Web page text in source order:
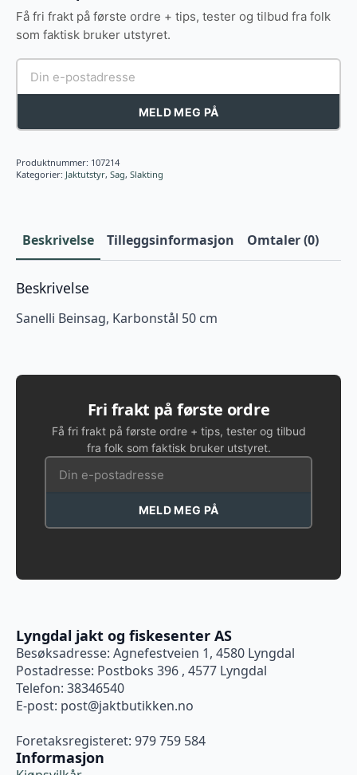
Få fri frakt på første ordre + tips, tester og tilbud fra folk
som faktisk bruker utstyret.
MELD MEG PÅ
Produktnummer: 107214
Kategorier: Jaktutstyr, Sag, Slakting
Beskrivelse Tilleggsinformasjon Omtaler (0)
Beskrivelse
Sanelli Beinsag, Karbonstål 50 cm
Fri frakt på første ordre
Få fri frakt på første ordre + tips, tester og tilbud
fra folk som faktisk bruker utstyret.
MELD MEG PÅ
Lyngdal jakt og fiskesenter AS
Besøksadresse: Agnefestveien 1, 4580 Lyngdal
Postadresse: Postboks 396 , 4577 Lyngdal
Telefon: 38346540
E-post: post@jaktbutikken.no
Foretaksregisteret: 979 759 584
Informasjon